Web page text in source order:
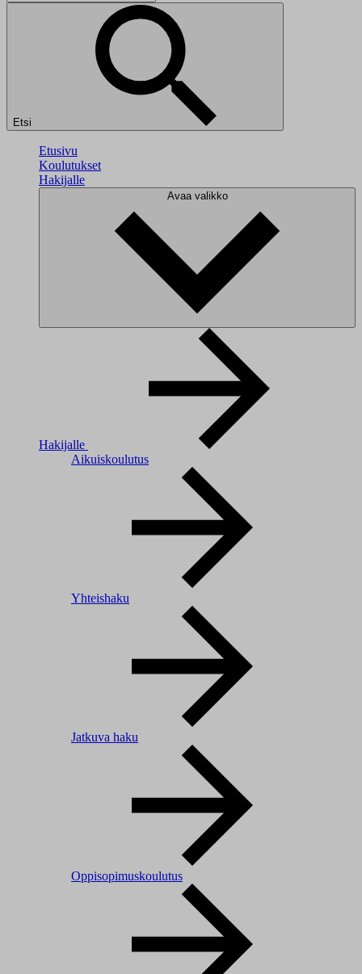
Etsi
Etusivu
Koulutukset
Hakijalle
Avaa valikko
Hakijalle
Aikuiskoulutus
Yhteishaku
Jatkuva haku
Oppisopimuskoulutus